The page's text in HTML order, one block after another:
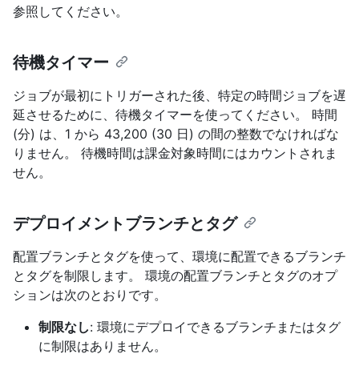
参照してください。
待機タイマー
ジョブが最初にトリガーされた後、特定の時間ジョブを遅
延させるために、待機タイマーを使ってください。 時間
(分) は、1 から 43,200 (30 日) の間の整数でなければな
りません。 待機時間は課金対象時間にはカウントされま
せん。
デプロイメントブランチとタグ
配置ブランチとタグを使って、環境に配置できるブランチ
とタグを制限します。 環境の配置ブランチとタグのオプ
ションは次のとおりです。
制限なし: 環境にデプロイできるブランチまたはタグ
に制限はありません。